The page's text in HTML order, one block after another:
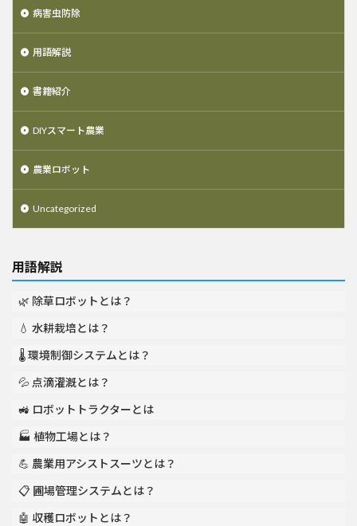
病害虫防除
用語解説
書籍紹介
DIYスマート農業
農業ロボット
Uncategorized
用語解説
🌿 除草ロボットとは？
💧 水耕栽培とは？
🌡️ 環境制御システムとは？
💦 点滴灌漑とは？
🚜 ロボットトラクターとは
🏭 植物工場とは？
💪 農業用アシストスーツとは？
📋 圃場管理システムとは？
🤖 収穫ロボットとは？